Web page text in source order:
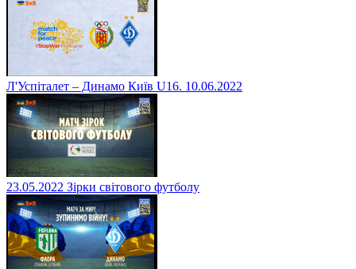
Л'Успіталет – Динамо Київ U16. 10.06.2022
23.05.2022 Зірки світового футболу